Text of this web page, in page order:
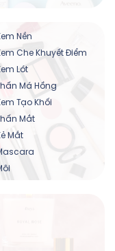
Nền
Che Khuyết Điểm
Lót
Má Hồng
Tạo Khối
Mắt
Mắt